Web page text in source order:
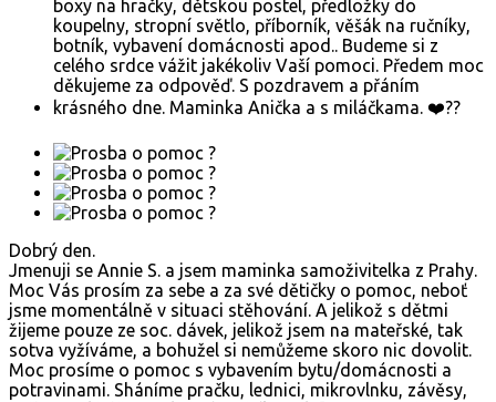
Dobrý den.
Jmenuji se Annie S. a jsem maminka samoživitelka z Prahy.
Moc Vás prosím za sebe a za své dětičky o pomoc, neboť
jsme momentálně v situaci stěhování. A jelikož s dětmi
žijeme pouze ze soc. dávek, jelikož jsem na mateřské, tak
sotva vyžíváme, a bohužel si nemůžeme skoro nic dovolit.
Moc prosíme o pomoc s vybavením bytu/domácnosti a
potravinami. Sháníme pračku, lednici, mikrovlnku, závěsy,